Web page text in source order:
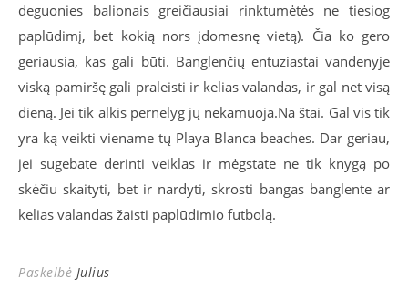
deguonies balionais greičiausiai rinktumėtės ne tiesiog
paplūdimį, bet kokią nors įdomesnę vietą). Čia ko gero
geriausia, kas gali būti. Banglenčių entuziastai vandenyje
viską pamiršę gali praleisti ir kelias valandas, ir gal net visą
dieną. Jei tik alkis pernelyg jų nekamuoja.Na štai. Gal vis tik
yra ką veikti viename tų Playa Blanca beaches. Dar geriau,
jei sugebate derinti veiklas ir mėgstate ne tik knygą po
skėčiu skaityti, bet ir nardyti, skrosti bangas banglente ar
kelias valandas žaisti paplūdimio futbolą.
Paskelbė Julius